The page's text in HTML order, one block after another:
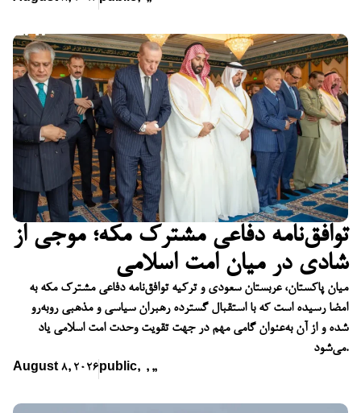
توافق‌نامه دفاعی مشترک مکه؛ موجی از
شادی در میان امت اسلامی
میان پاکستان، عربستان سعودی و ترکیه توافق‌نامه دفاعی مشترک مکه به
امضا رسیده است که با استقبال گسترده رهبران سیاسی و مذهبی روبه‌رو
شده و از آن به‌عنوان گامی مهم در جهت تقویت وحدت امت اسلامی یاد
می‌شود.
August 8, 2026 public, ,,,